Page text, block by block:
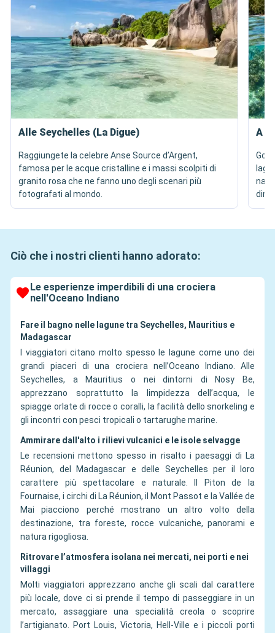
Alle Seychelles (La Digue)
Raggiungete la celebre Anse Source d’Argent,
famosa per le acque cristalline e i massi scolpiti di
granito rosa che ne fanno uno degli scenari più
fotografati al mondo.
A
Ciò che i nostri clienti hanno adorato:
Le esperienze imperdibili di una crociera
nell'Oceano Indiano
Fare il bagno nelle lagune tra Seychelles, Mauritius e
Madagascar
I viaggiatori citano molto spesso le lagune come uno dei
grandi piaceri di una crociera nell’Oceano Indiano. Alle
Seychelles, a Mauritius o nei dintorni di Nosy Be,
apprezzano soprattutto la limpidezza dell’acqua, le
spiagge orlate di rocce o coralli, la facilità dello snorkeling e
gli incontri con pesci tropicali o tartarughe marine.
Ammirare dall'alto i rilievi vulcanici e le isole selvagge
Le recensioni mettono spesso in risalto i paesaggi di La
Réunion, del Madagascar e delle Seychelles per il loro
carattere più spettacolare e naturale. Il Piton de la
Fournaise, i circhi di La Réunion, il Mont Passot e la Vallée de
Mai piacciono perché mostrano un altro volto della
destinazione, tra foreste, rocce vulcaniche, panorami e
natura rigogliosa.
Ritrovare l’atmosfera isolana nei mercati, nei porti e nei
villaggi
Molti viaggiatori apprezzano anche gli scali dal carattere
più locale, dove ci si prende il tempo di passeggiare in un
mercato, assaggiare una specialità creola o scoprire
l’artigianato. Port Louis, Victoria, Hell-Ville e i piccoli porti